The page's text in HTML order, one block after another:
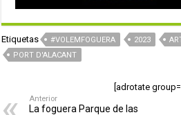
Etiquetas #VOLEMFOGUERA 2023
PORT D'ALACANT
[adrotate
Anterior
La foguera Parque de las